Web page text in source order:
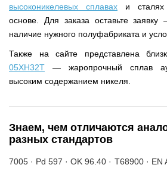
высоконикелевых сплавах и сталях
основе. Для заказа оставьте
наличие нужного полуфабриката и
Также на сайте представлена
05ХН32Т — жаропрочный сплав
высоким содержанием никеля.
Знаем, чем отличаются
разных стандартов
7005 · Pd 597 · OK 96.40 · T68900 · EN